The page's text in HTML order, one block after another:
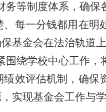
等制度体系，确保
每一分钱都用在明
基金会在法治轨道
绕学校中心工作，
效评估机制，确保
实现基金会工作与